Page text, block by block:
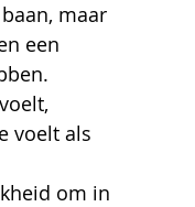
maar
een
voelt als
om in